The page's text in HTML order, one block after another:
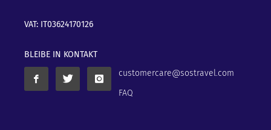
VAT: IT03624170126
BLEIBE IN KONTAKT
customercare@sostravel.com
FAQ